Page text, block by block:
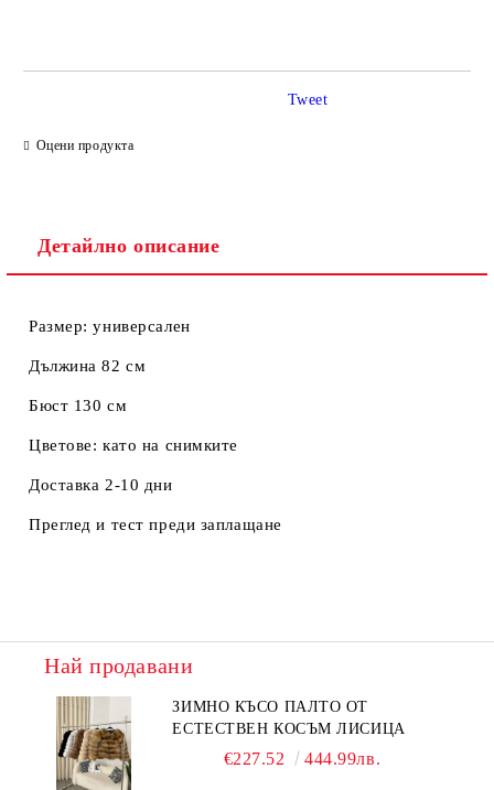
Оцени продукта
Tweet
Детайлно описание
Размер: универсален
Дължина 82 см
Бюст 130 см
Цветове: като на снимките
Доставка 2-10 дни
Преглед и тест преди заплащане
Най продавани
ЗИМНО КЪСО ПАЛТО ОТ
ЕСТЕСТВЕН КОСЪМ ЛИСИЦА
€227.52 444.99лв.